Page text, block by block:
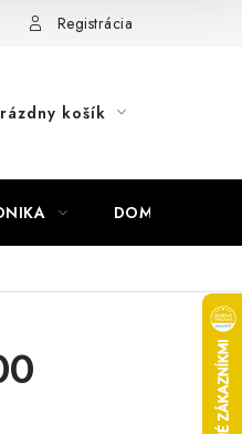
Registrácia
košík
DOMÁCNOSŤ